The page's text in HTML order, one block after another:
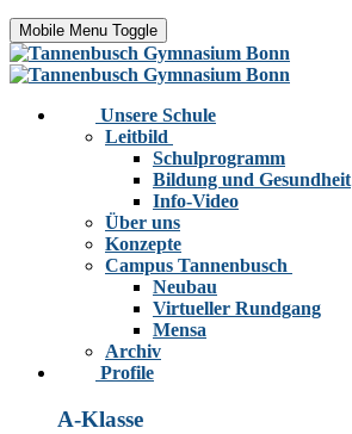
Mobile Menu Toggle
Unsere Schule
Leitbild
Schulprogramm
Bildung und Gesundheit
Info-Video
Über uns
Konzepte
Campus Tannenbusch
Neubau
Virtueller Rundgang
Mensa
Archiv
Profile
A-Klasse